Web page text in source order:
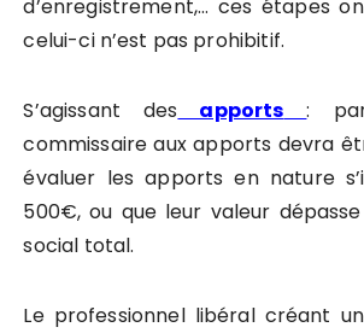
d’enregistrement,… ces étapes
celui-ci n’est pas prohibitif.
S’agissant des apports
:
commissaire aux apports devra
évaluer les apports en nature
500€, ou que leur valeur
social total.
Le professionnel libéral créant